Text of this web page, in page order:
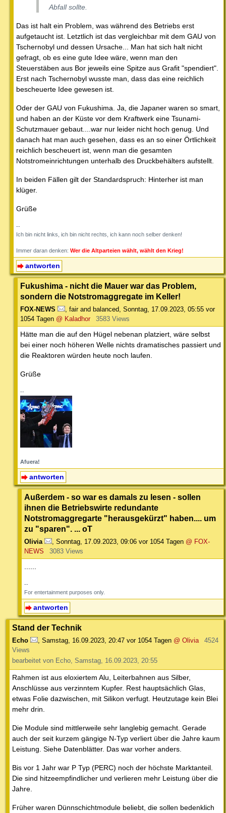
Abfall sollte.
Das ist halt ein Problem, was während des Betriebs erst
aufgetaucht ist. Letztlich ist das vergleichbar mit dem GAU von
Tschernobyl und dessen Ursache... Man hat sich halt nicht
gefragt, ob es eine gute Idee wäre, wenn man den
Steuerstäben aus Bor jeweils eine Spitze aus Grafit "spendiert".
Erst nach Tschernobyl wusste man, dass das eine reichlich
bescheuerte Idee gewesen ist.
Oder der GAU von Fukushima. Ja, die Japaner waren so smart,
und haben an der Küste vor dem Kraftwerk eine Tsunami-
Schutzmauer gebaut....war nur leider nicht hoch genug. Und
danach hat man auch gesehen, dass es an so einer Örtlichkeit
reichlich bescheuert ist, wenn man die gesamten
Notstromeinrichtungen unterhalb des Druckbehälters aufstellt.
In beiden Fällen gilt der Standardspruch: Hinterher ist man
klüger.
Grüße
--
Ich bin nicht links, ich bin nicht rechts, ich kann noch selber denken!
Immer daran denken: Wer die Altparteien wählt, wählt den Krieg!
antworten
Fukushima - nicht die Mauer war das Problem,
sondern die Notstromaggregate im Keller!
FOX-NEWS fair and balanced Sonntag, 17.09.2023, 05:55 vor
1054 Tagen @ Kaladhor 3583 Views
Hätte man die auf den Hügel nebenan platziert, wäre selbst
bei einer noch höheren Welle nichts dramatisches passiert und
die Reaktoren würden heute noch laufen.
Grüße
--
Afuera!
antworten
Außerdem - so war es damals zu lesen - sollen
ihnen die Betriebswirte redundante
Notstromaggregarte "herausgekürzt" haben.... um
zu "sparen". ... oT
Olivia Sonntag, 17.09.2023, 09:06 vor 1054 Tagen @ FOX-
NEWS
3083 Views
--
For entertainment purposes only.
antworten
Stand der Technik
Echo Samstag, 16.09.2023, 20:47 vor 1054 Tagen @ Olivia
4524
Views
bearbeitet von Echo, Samstag, 16.09.2023, 20:55
Rahmen ist aus eloxiertem Alu, Leiterbahnen aus Silber,
Anschlüsse aus verzinntem Kupfer. Rest hauptsächlich Glas,
etwas Folie dazwischen, mit Silikon verfugt. Heutzutage kein Blei
mehr drin.
Die Module sind mittlerweile sehr langlebig gemacht. Gerade
auch der seit kurzem gängige N-Typ verliert über die Jahre kaum
Leistung. Siehe Datenblätter. Das war vorher anders.
Bis vor 1 Jahr war P Typ (PERC) noch der höchste Marktanteil.
Die sind hitzeempfindlicher und verlieren mehr Leistung über die
Jahre.
Früher waren Dünnschichtmodule beliebt, die sollen bedenklich